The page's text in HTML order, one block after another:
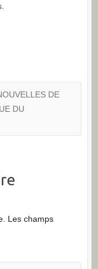
DE
DU
Les champs